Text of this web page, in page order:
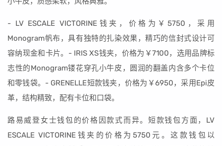
- LV ESCALE VICTORINE钱夹，价格为￥5750，采用
Monogram帆布，具有独特的扎染效果，精巧的信封式设计可
容纳现金和卡片。- IRIS XS钱夹，价格为￥7100，选用品牌标
志性的Monogram镂花穿孔小牛皮，圆润的翻盖内含多个卡位
和零钱袋。- GRENELLE短款钱夹，价格为￥6950，采用Epi皮
革，结构精致，配有卡位和口袋。
路易威登女士钱包的价格因款式而异。短款钱包方面，LV
ESCALE VICTORINE钱夹的价格为5750元。这款钱包以